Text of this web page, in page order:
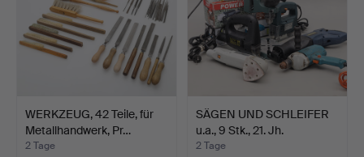
WERKZEUG, 42 Teile, für
Metallhandwerk, Pr…
2 Tage
SÄGEN UND SCHLEIFER
u.a., 9 Stk., 21. Jh.
2 Tage